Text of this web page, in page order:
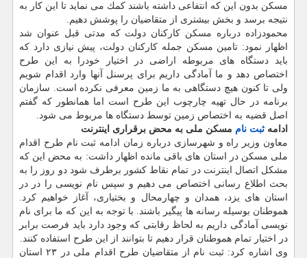
مسكن بدون این كه انتفاعی داشته باشند كمك می نماید تا این كار به
نتیجه برسد و بخش بیشتری از متقاضیان را پوشش دهیم.
محمودزاده درباره مسكن كاركنان دولت كه مدتی قبل عنوان شد
اظهار نمود: تامین مسكن جمله كاركنان دولت، پیش نیازی دارد كه
باید دستگاه های مربوطه اراضی در اختیار خودرا به این طرح
اختصاص دهد و ما آمادگی داریم برای پرسنل آنها وارد اقدام شویم
ولی تا كنون هیچ دستگاهی به ما زمین معرفی نكرده است. سازمان
برنامه در حال تهیه چارچوب این طرح است اما همانطور كه گفتم
اصل قضیه به اختصاص زمین توسط دستگاه ها مربوط می شود.
ادامه ثبت نام مسكن ملی به محض برقراری اینترنت
معاون وزیر راه و شهرسازی درباره زمان ادامه ثبت نام طرح اقدام
ملی مسكن در استان های باقی مانده اظهار داشت: به محض این كه
مشكل اتصال اینترنت در تمام نقاط كشور برطرف شود دو روز را به
بحث اطلاع رسانی اختصاص می دهیم و سپس نام نویسی را در در
استان های یزد، همدان و چهارمحال و بختیاری، آغاز خواهیم كرد.
هموطنان بوسیله رسانه ها پیگیر باشند. با توجه به این كه ما برای نام
نویسی آمادگی داریم به لحاظ رقابتی كه وجود دارد باید فرصت برابر
در اختیار تمام هموطنان قرار دهیم تا بتوانند از این طرح استفاده كنند.
وی اشاره كرد: ثبت نام از متقاضیان طرح اقدام ملی در ۲۳ استان